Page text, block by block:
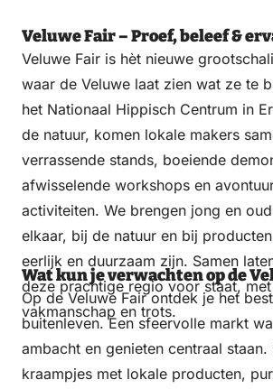
Veluwe Fair – Proef, beleef &
Veluwe Fair is hèt nieuwe
waar de Veluwe laat zien wat ze te
het Nationaal Hippisch Centrum in
de natuur, komen lokale makers
verrassende stands, boeiende
afwisselende workshops en
activiteiten. We brengen jong en
elkaar, bij de natuur en bij
eerlijk en duurzaam zijn. Samen
deze prachtige regio voor staat,
vakmanschap en trots.
Wat kun je verwachten op de
Op de Veluwe Fair ontdek je het
buitenleven. Een sfeervolle markt
ambacht en genieten centraal staan.
kraampjes met lokale producten,